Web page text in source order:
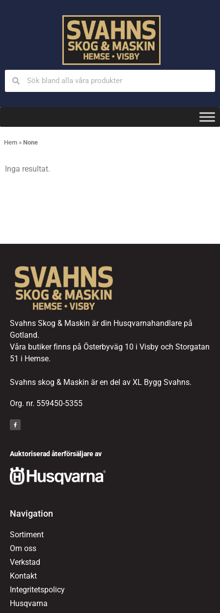
Hem » None
Inga resultat.
Svahns Skog & Maskin är din Husqvarnahandlare på
Gotland.
Våra butiker finns på Österbyväg 10 i Visby och Storgatan
51 i Hemse.
Svahns skog & Maskin är en del av XL Bygg Svahns.
Org. nr. 559450-5355
Auktoriserad återförsäljare av
Navigation
Sortiment
Om oss
Verkstad
Kontakt
Integritetspolicy
Husqvarna